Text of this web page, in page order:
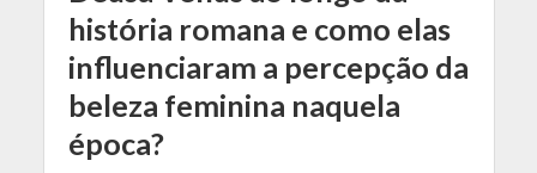
história romana e como elas
influenciaram a percepção da
beleza feminina naquela
época?